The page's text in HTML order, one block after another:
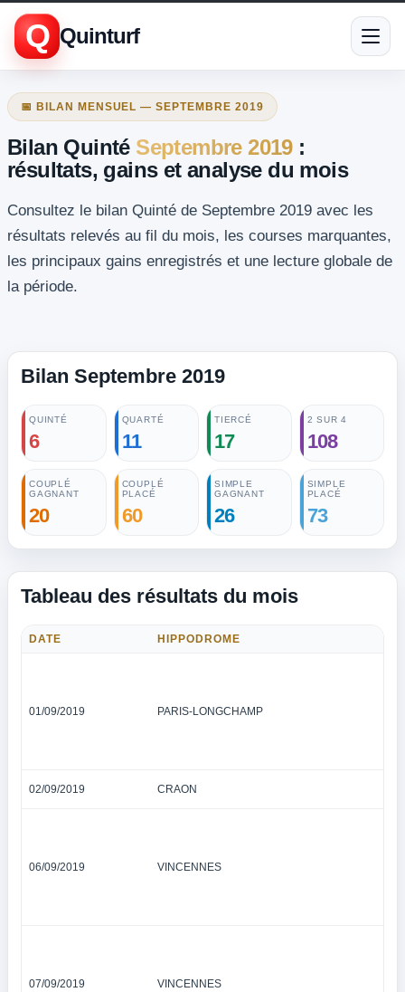
Q Quinturf
📅 BILAN MENSUEL — SEPTEMBRE 2019
Bilan Quinté Septembre 2019:
résultats, gains et analyse du mois
Consultez le bilan Quinté de Septembre 2019 avec les
résultats relevés au fil du mois, les courses marquantes,
les principaux gains enregistrés et une lecture globale de
la période.
Bilan Septembre 2019
QUINTÉ
6
QUARTÉ
11
TIERCÉ
17
2 SUR 4
108
COUPLÉ
GAGNANT
20
COUPLÉ
PLACÉ
60
SIMPLE
GAGNANT
26
SIMPLE
PLACÉ
73
Tableau des résultats du mois
DATE HIPPODROME
01/09/2019 PARIS-LONGCHAMP
02/09/2019 CRAON
06/09/2019 VINCENNES
07/09/2019 VINCENNES